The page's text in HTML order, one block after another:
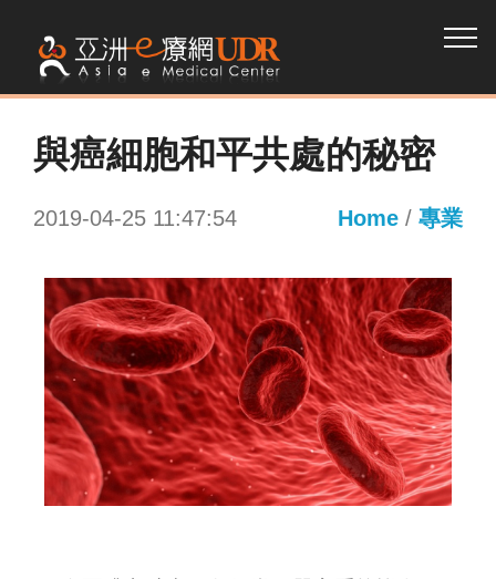
與癌細胞和平共處的秘密
2019-04-25 11:47:54 Home / 專業